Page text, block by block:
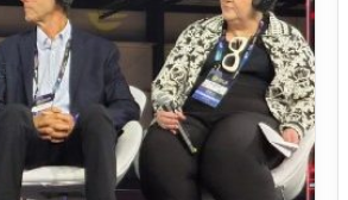
.
50
16 de julho de 2026
Revista Abranet . 50